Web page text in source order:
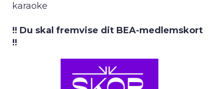
karaoke
!! Du skal fremvise dit BEA-medlemskort
!!